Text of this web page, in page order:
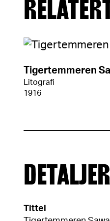
Tigertemmeren
Litografi
1916
DETALJER
Tittel